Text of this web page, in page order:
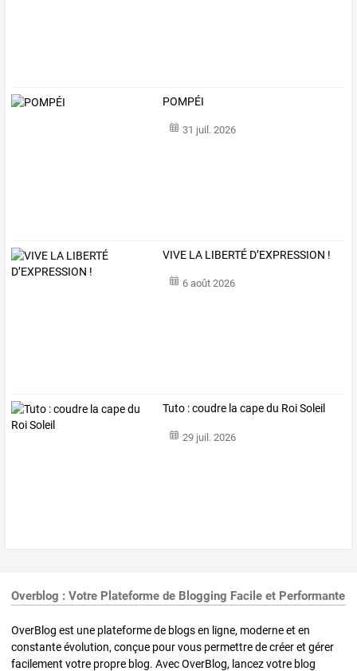
POMPÉI
31 juil. 2026
VIVE LA LIBERTÉ D’EXPRESSION !
6 août 2026
Tuto : coudre la cape du Roi Soleil
29 juil. 2026
Overblog : Votre Plateforme de Blogging Facile et Performante
OverBlog est une plateforme de blogs en ligne, moderne et en
constante évolution, conçue pour vous permettre de créer et gérer
facilement votre propre blog. Avec OverBlog, lancez votre blog